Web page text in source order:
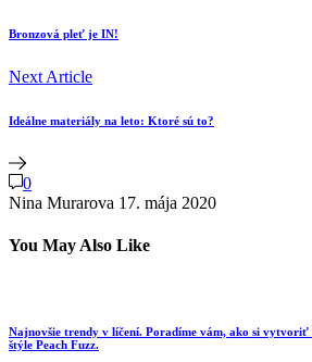
Bronzová pleť je IN!
Next Article
Ideálne materiály na leto: Ktoré sú to?
0
Nina Murarova 17. mája 2020
You May Also Like
Najnovšie trendy v líčení. Poradíme vám, ako si
štýle Peach Fuzz.